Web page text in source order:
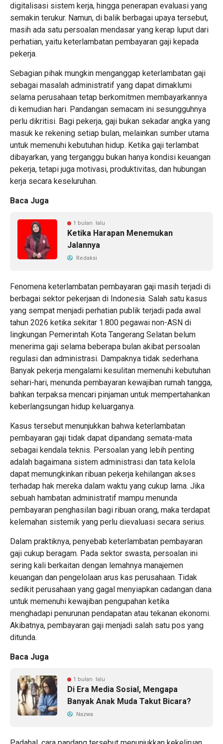
digitalisasi sistem kerja, hingga penerapan evaluasi yang
semakin terukur. Namun, di balik berbagai upaya tersebut,
masih ada satu persoalan mendasar yang kerap luput dari
perhatian, yaitu keterlambatan pembayaran gaji kepada
pekerja.
Sebagian pihak mungkin menganggap keterlambatan gaji
sebagai masalah administratif yang dapat dimaklumi
selama perusahaan tetap berkomitmen membayarkannya
di kemudian hari. Pandangan semacam ini sesungguhnya
perlu dikritisi. Bagi pekerja, gaji bukan sekadar angka yang
masuk ke rekening setiap bulan, melainkan sumber utama
untuk memenuhi kebutuhan hidup. Ketika gaji terlambat
dibayarkan, yang terganggu bukan hanya kondisi keuangan
pekerja, tetapi juga motivasi, produktivitas, dan hubungan
kerja secara keseluruhan.
Baca Juga
1 bulan lalu
Ketika Harapan Menemukan
Jalannya
Redaksi
Fenomena keterlambatan pembayaran gaji masih terjadi di
berbagai sektor pekerjaan di Indonesia. Salah satu kasus
yang sempat menjadi perhatian publik terjadi pada awal
tahun 2026 ketika sekitar 1.800 pegawai non-ASN di
lingkungan Pemerintah Kota Tangerang Selatan belum
menerima gaji selama beberapa bulan akibat persoalan
regulasi dan administrasi. Dampaknya tidak sederhana.
Banyak pekerja mengalami kesulitan memenuhi kebutuhan
sehari-hari, menunda pembayaran kewajiban rumah tangga,
bahkan terpaksa mencari pinjaman untuk mempertahankan
keberlangsungan hidup keluarganya.
Kasus tersebut menunjukkan bahwa keterlambatan
pembayaran gaji tidak dapat dipandang semata-mata
sebagai kendala teknis. Persoalan yang lebih penting
adalah bagaimana sistem administrasi dan tata kelola
dapat memungkinkan ribuan pekerja kehilangan akses
terhadap hak mereka dalam waktu yang cukup lama. Jika
sebuah hambatan administratif mampu menunda
pembayaran penghasilan bagi ribuan orang, maka terdapat
kelemahan sistemik yang perlu dievaluasi secara serius.
Dalam praktiknya, penyebab keterlambatan pembayaran
gaji cukup beragam. Pada sektor swasta, persoalan ini
sering kali berkaitan dengan lemahnya manajemen
keuangan dan pengelolaan arus kas perusahaan. Tidak
sedikit perusahaan yang gagal menyiapkan cadangan dana
untuk memenuhi kewajiban pengupahan ketika
menghadapi penurunan pendapatan atau tekanan ekonomi.
Akibatnya, pembayaran gaji menjadi salah satu pos yang
ditunda.
Baca Juga
1 bulan lalu
Di Era Media Sosial, Mengapa
Banyak Anak Muda Takut Bicara?
Nazwa